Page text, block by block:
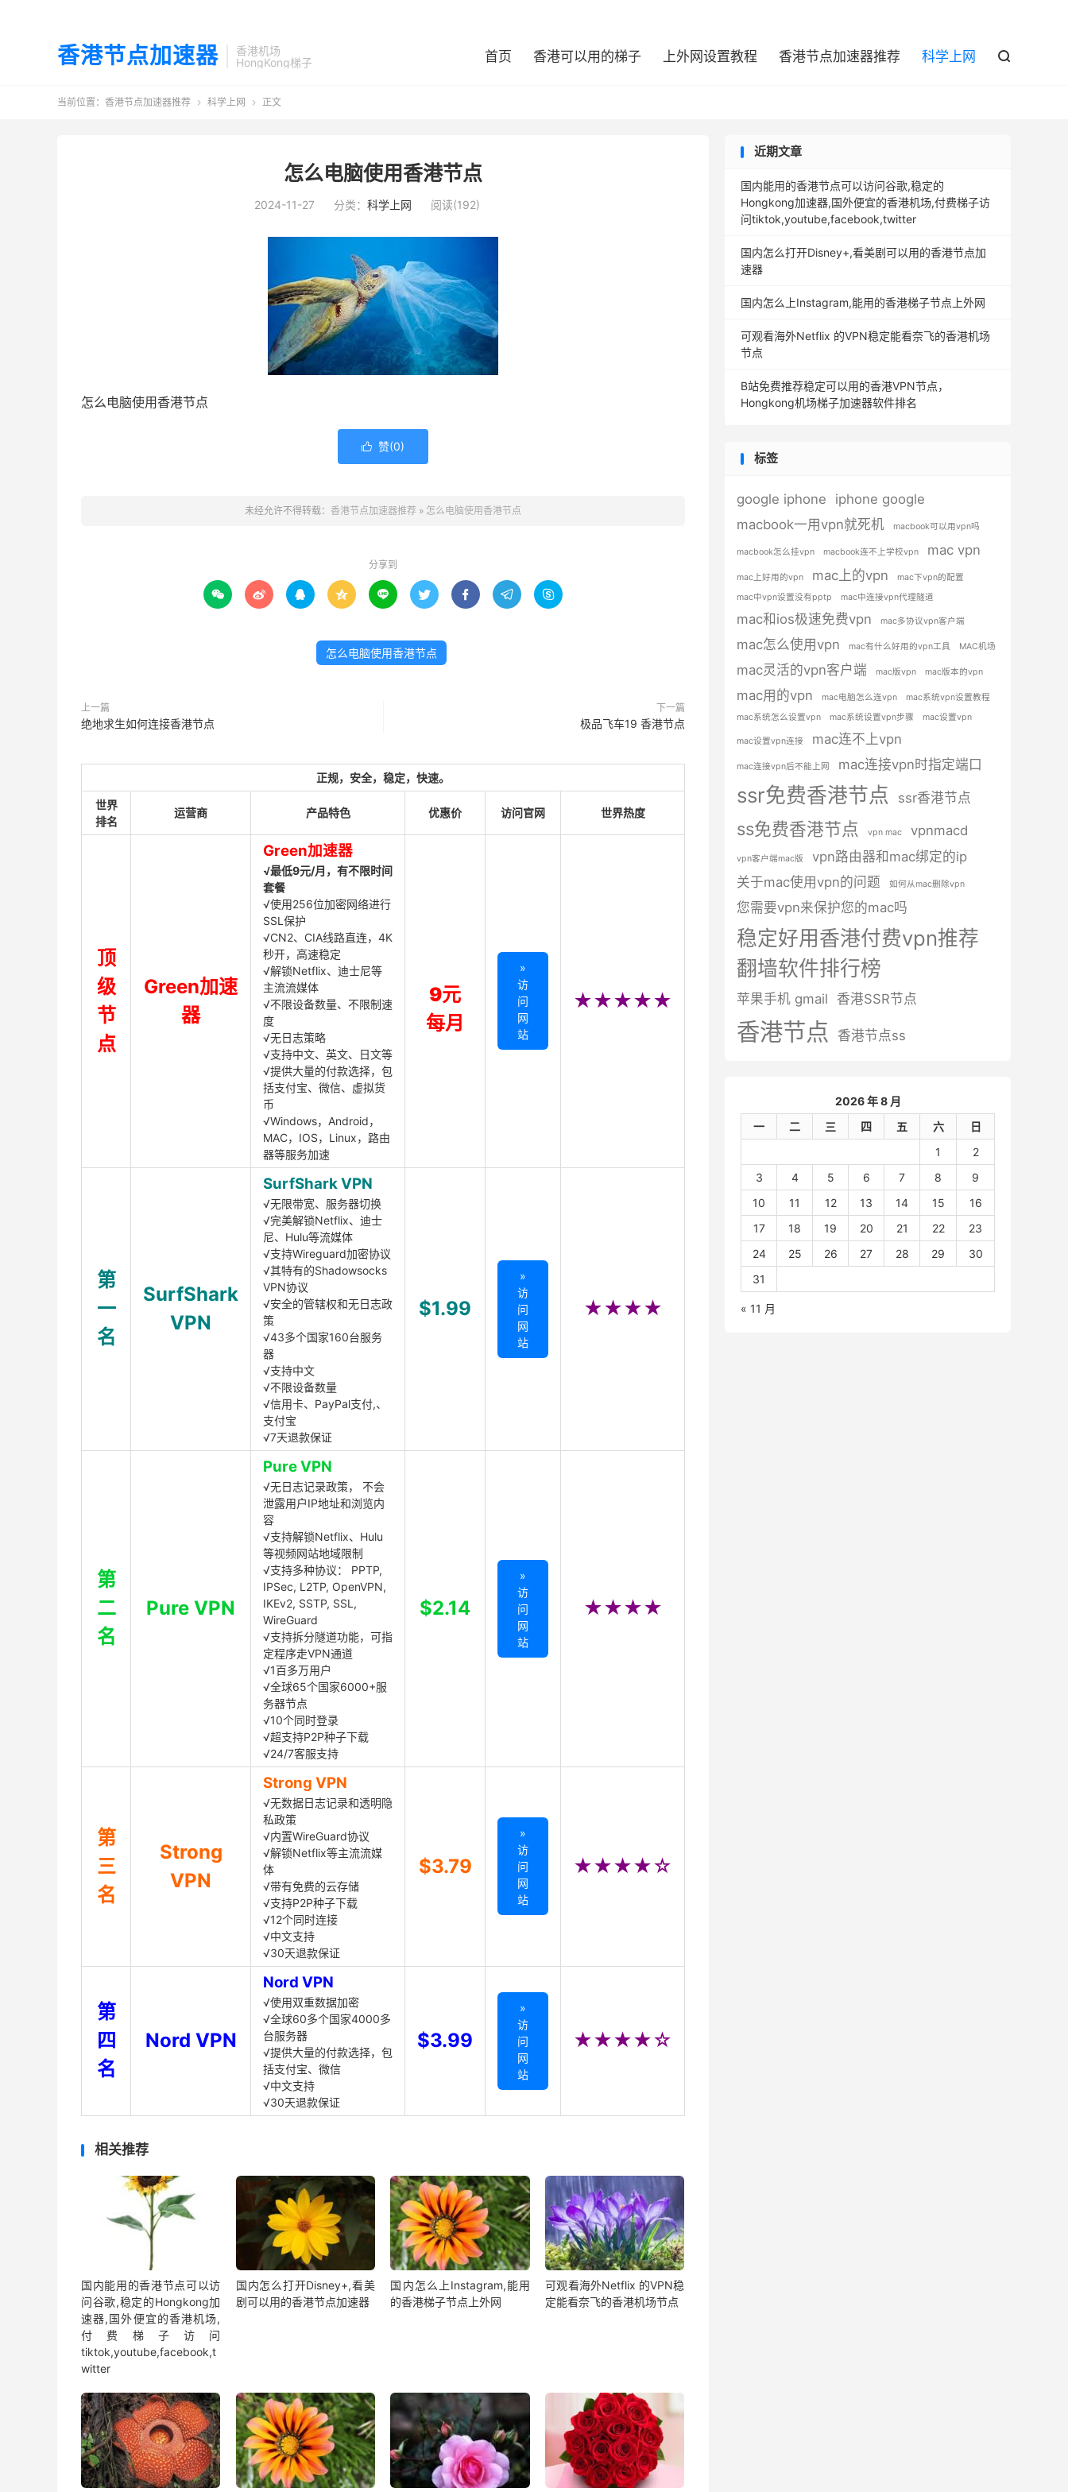
香港节点加速器
香港机场
HongKong梯子
首页 香港可以用的梯子 上外网设置教程 香港节点加速器推荐 科学上网 
当前位置： 香港节点加速器推荐  科学上网  正文
怎么电脑使用香港节点
2024-11-27 分类： 科学上网 阅读(192)
怎么电脑使用香港节点
 赞(0)
未经允许不得转载： 香港节点加速器推荐 » 怎么电脑使用香港节点
分享到
        
怎么电脑使用香港节点
上一篇
绝地求生如何连接香港节点
下一篇
极品飞车19 香港节点
正规，安全，稳定，快速。
世界
排名
运营商 产品特色 优惠价 访问官网 世界热度
顶
级
节
点
Green加速
器
Green加速器
√最低9元/月，有不限时间
套餐
√使用256位加密网络进行
SSL保护
√CN2、CIA线路直连，4K
秒开，高速稳定
√解锁Netflix、迪士尼等
主流流媒体
√不限设备数量、不限制速
度
√无日志策略
√支持中文、英文、日文等
√提供大量的付款选择，包
括支付宝、微信、虚拟货
币
√Windows，Android，
MAC，IOS，Linux，路由
器等服务加速
9元
每月
»
访
问
网
站
★★★★★
第
一
名
SurfShark
VPN
SurfShark VPN
√无限带宽、服务器切换
√完美解锁Netflix、迪士
尼、Hulu等流媒体
√支持Wireguard加密协议
√其特有的Shadowsocks
VPN协议
√安全的管辖权和无日志政
策
√43多个国家160台服务
器
√支持中文
√不限设备数量
√信用卡、PayPal支付,、
支付宝
√7天退款保证
$1.99
»
访
问
网
站
★★★★
第
二
名
Pure VPN
Pure VPN
√无日志记录政策， 不会
泄露用户IP地址和浏览内
容
√支持解锁Netflix、Hulu
等视频网站地域限制
√支持多种协议： PPTP,
IPSec, L2TP, OpenVPN,
IKEv2, SSTP, SSL,
WireGuard
√支持拆分隧道功能，可指
定程序走VPN通道
√1百多万用户
√全球65个国家6000+服
务器节点
√10个同时登录
√超支持P2P种子下载
√24/7客服支持
$2.14
»
访
问
网
站
★★★★
第
三
名
Strong
VPN
Strong VPN
√无数据日志记录和透明隐
私政策
√内置WireGuard协议
√解锁Netflix等主流流媒
体
√带有免费的云存储
√支持P2P种子下载
√12个同时连接
√中文支持
√30天退款保证
$3.79
»
访
问
网
站
★★★★☆
第
四
名
Nord VPN
Nord VPN
√使用双重数据加密
√全球60多个国家4000多
台服务器
√提供大量的付款选择，包
括支付宝、微信
√中文支持
√30天退款保证
$3.99
»
访
问
网
站
★★★★☆
相关推荐
国内能用的香港节点可以访
问谷歌,稳定的Hongkong加
速器,国外便宜的香港机场,
付费梯子访问
tiktok,youtube,facebook,t
witter
国内怎么打开Disney+,看美
剧可以用的香港节点加速器
国内怎么上Instagram,能用
的香港梯子节点上外网
可观看海外Netflix 的VPN稳
定能看奈飞的香港机场节点
近期文章
国内能用的香港节点可以访问谷歌,稳定的
Hongkong加速器,国外便宜的香港机场,付费梯子访
问tiktok,youtube,facebook,twitter
国内怎么打开Disney+,看美剧可以用的香港节点加
速器
国内怎么上Instagram,能用的香港梯子节点上外网
可观看海外Netflix 的VPN稳定能看奈飞的香港机场
节点
B站免费推荐稳定可以用的香港VPN节点，
Hongkong机场梯子加速器软件排名
标签
google iphone
iphone google
macbook一用vpn就死机
macbook可以用vpn吗
macbook怎么挂vpn macbook连不上学校vpn mac vpn
mac上好用的vpn mac上的vpn
mac下vpn的配置
mac中vpn设置没有pptp
mac中连接vpn代理隧道
mac和ios极速免费vpn mac多协议vpn客户端
mac怎么使用vpn mac有什么好用的vpn工具 MAC机场
mac灵活的vpn客户端 mac版vpn mac版本的vpn
mac用的vpn mac电脑怎么连vpn
mac系统vpn设置教程
mac系统怎么设置vpn
mac系统设置vpn步骤 mac设置vpn
mac设置vpn连接 mac连不上vpn
mac连接vpn后不能上网 mac连接vpn时指定端口
ssr免费香港节点 ssr香港节点
ss免费香港节点 vpn mac vpnmacd
vpn客户端mac版
vpn路由器和mac绑定的ip
关于mac使用vpn的问题
如何从mac删除vpn
您需要vpn来保护您的mac吗
稳定好用香港付费vpn推荐
翻墙软件排行榜
苹果手机 gmail 香港SSR节点
香港节点 香港节点ss
2026 年 8 月
一
二 三 四 五 六
日
1
2
3
4 5 6 7 8
9
10
11 12 13 14 15
16
17
18 19 20 21 22
23
24
25 26 27 28 29
30
31
« 11 月